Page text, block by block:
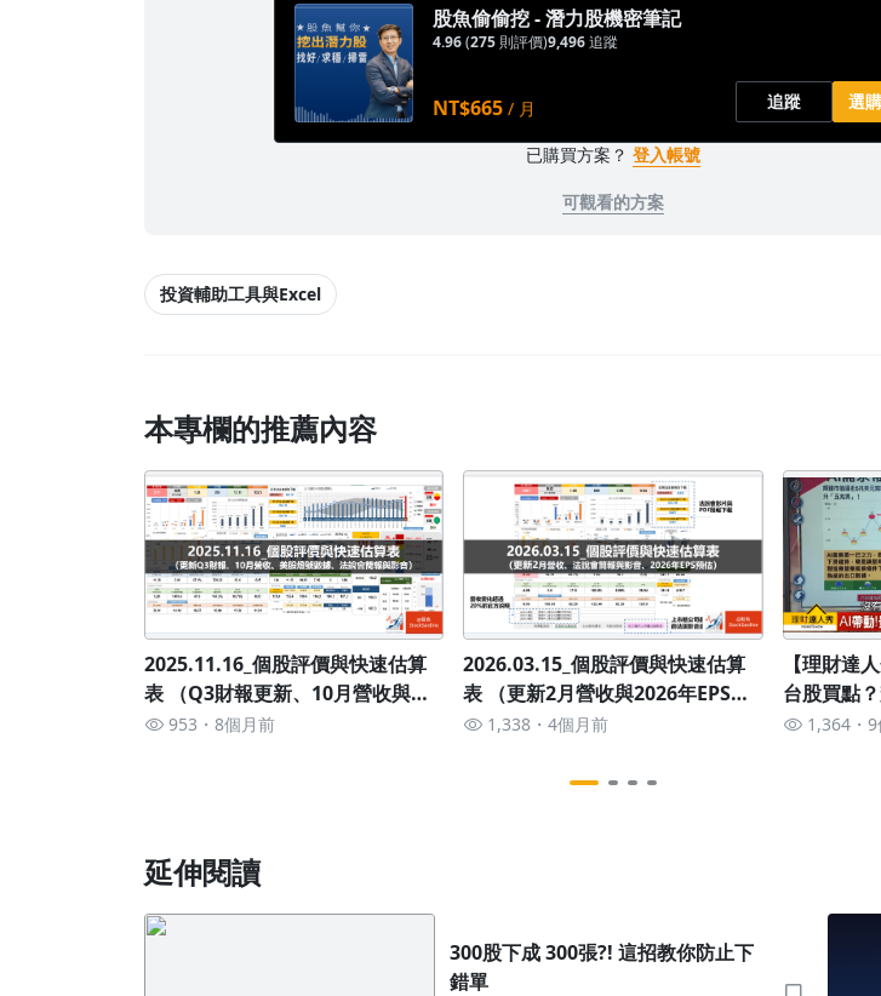
股魚偷偷挖 - 潛力股機密筆記
4.96(275 則評價)9,496追蹤
NT$665 / 月 追蹤 選
已購買方案？ 登入帳號
可觀看的方案
投資輔助工具與Excel
本專欄的推薦內容
2025.11.16_個股評價與快速估算
表 （Q3財報更新、10月營收與美
股燈號更新）
953 8個月前
2026.03.15_個股評價與快速估算
表 （更新2月營收與2026年EPS預
估數據）
1,338 4個月前
【理財達
台股買點
紅？萬海
1,364 9
延伸閱讀
300股下成 300張?! 這招教你防止下
錯單